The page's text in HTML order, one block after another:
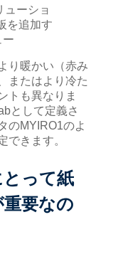
り暖かい（赤み
またはより冷た
トも異なりま
として定義さ
のMYIRO1のよ
できます。
って紙
要なの